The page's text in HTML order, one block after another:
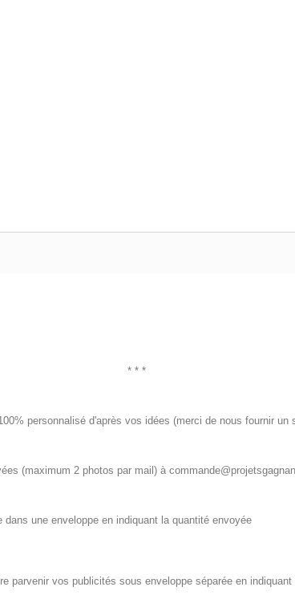
* * *
personnalisé d'après vos idées (merci de nous fournir un
(maximum 2 photos par mail) à
une enveloppe en indiquant la quantité envoyée
vos publicités sous enveloppe séparée en